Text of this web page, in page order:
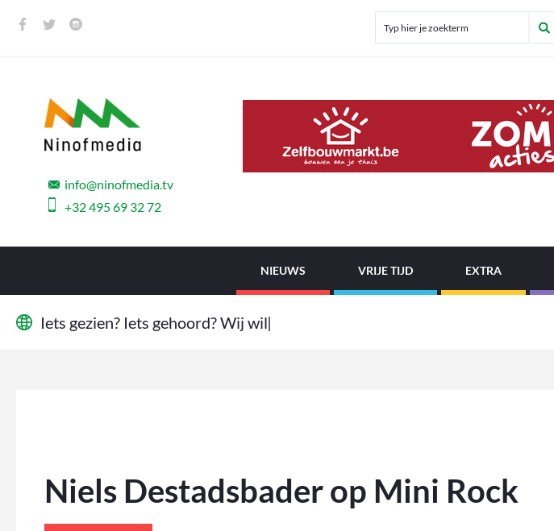
info@ninofmedia.tv
+32 495 69 32 72
NIEUWS VRIJE TIJD EXTRA
Iets gezien? Iets gehoord?Wij will
Niels Destadsbader op Mini Rock